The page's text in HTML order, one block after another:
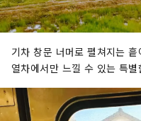
기차 창문 너머로 펼쳐지는
열차에서만 느낄 수 있는 특별